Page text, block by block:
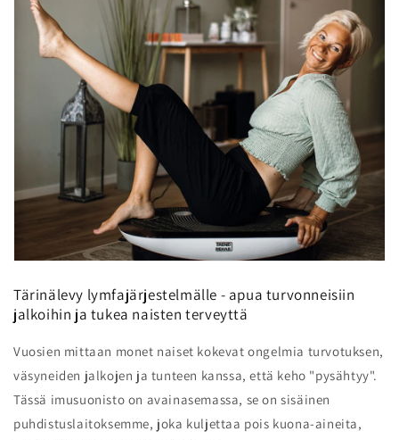
Tärinälevy lymfajärjestelmälle - apua turvonneisiin
jalkoihin ja tukea naisten terveyttä
Vuosien mittaan monet naiset kokevat ongelmia turvotuksen,
väsyneiden jalkojen ja tunteen kanssa, että keho "pysähtyy".
Tässä imusuonisto on avainasemassa, se on sisäinen
puhdistuslaitoksemme, joka kuljettaa pois kuona-aineita,